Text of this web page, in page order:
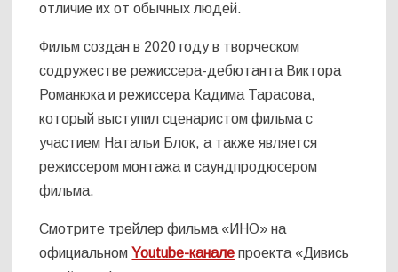
отличие их от обычных людей.
Фильм создан в 2020 году в творческом
содружестве режиссера-дебютанта Виктора
Романюка и режиссера Кадима Тарасова,
который выступил сценаристом фильма с
участием Натальи Блок, а также является
режиссером монтажа и саундпродюсером
фильма.
Смотрите трейлер фильма «ИНО» на
официальномYoutube-канале проекта «Дивись